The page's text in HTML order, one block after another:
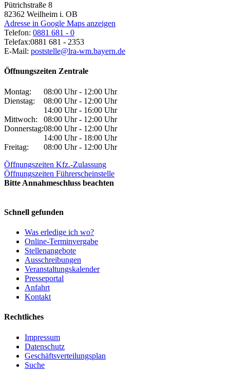
Pütrichstraße 8
82362 Weilheim i. OB
Adresse in Google Maps anzeigen
Telefon: 0881 681 - 0
Telefax:0881 681 - 2353
E-Mail: poststelle@lra-wm.bayern.de
Öffnungszeiten Zentrale
Montag:
08:00 Uhr - 12:00 Uhr
Dienstag:
08:00 Uhr - 12:00 Uhr
14:00 Uhr - 16:00 Uhr
Mittwoch:
08:00 Uhr - 12:00 Uhr
Donnerstag:08:00 Uhr - 12:00 Uhr
14:00 Uhr - 18:00 Uhr
Freitag:
08:00 Uhr - 12:00 Uhr
Öffnungszeiten Kfz.-Zulassung
Öffnungszeiten Führerscheinstelle
Bitte Annahmeschluss beachten
Schnell gefunden
Was erledige ich wo?
Online-Terminvergabe
Stellenangebote
Ausschreibungen
Veranstaltungskalender
Presseportal
Anfahrt
Kontakt
Rechtliches
Impressum
Datenschutz
Geschäftsverteilungsplan
Suche